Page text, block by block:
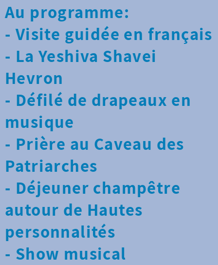
Au programme:
- Visite guidée en français
- La Yeshiva Shavei
Hevron
- Défilé de drapeaux en
musique
- Prière au Caveau des
Patriarches
- Déjeuner champêtre
autour de Hautes
personnalités
- Show musical